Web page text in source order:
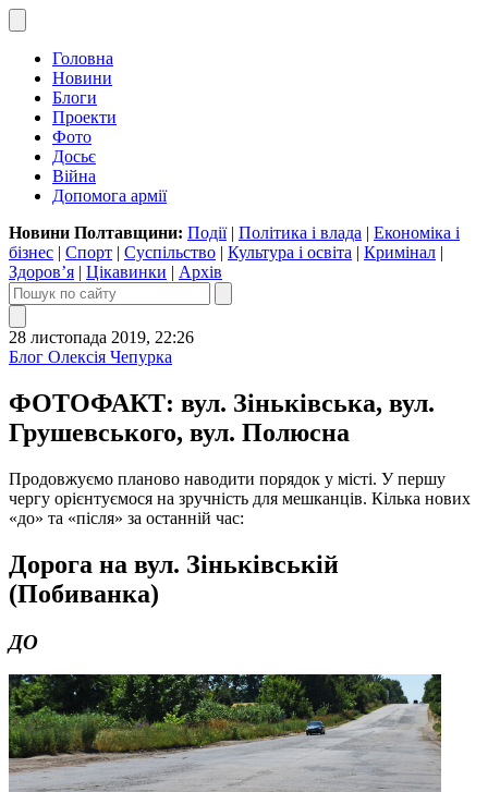
Головна
Новини
Блоги
Проекти
Фото
Досьє
Війна
Допомога армії
Новини Полтавщини: Події| Політика і влада | Економіка і
бізнес | Спорт | Суспільство | Культура і освіта | Кримінал |
Здоров’я | Цікавинки | Архів
28 листопада 2019, 22:26
Блог Олексія Чепурка
ФОТОФАКТ: вул. Зіньківська, вул.
Грушевського, вул. Полюсна
Продовжуємо планово наводити порядок у місті. У першу
чергу орієнтуємося на зручність для мешканців. Кілька нових
«до» та «після» за останній час:
Дорога на вул. Зіньківській
(Побиванка)
ДО